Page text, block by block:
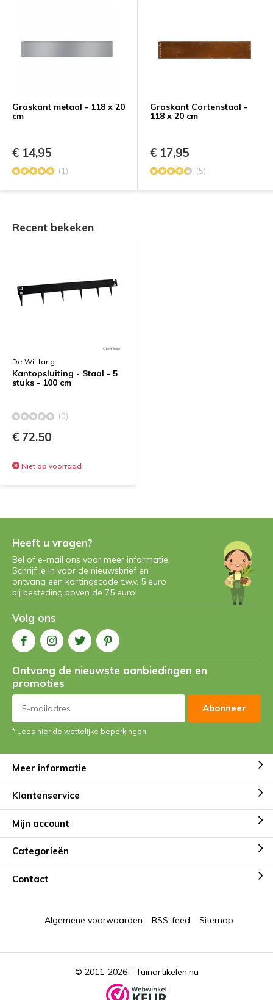
Graskant metaal - 118 x 20
cm
€ 14,95
(1)
Graskant Cortenstaal -
118 x 20 cm
€ 17,95
(5)
Recent bekeken
De Wiltfang
Kantopsluiting - Staal - 5
stuks - 100 cm
(0)
€ 72,50
Niet op voorraad
Heeft u vragen?
Bel of e-mail ons voor meer informatie.
Schrijf je in voor de nieuwsbrief en
ontvang een kortingscode t.w.v. 5 euro
bij besteding boven de 75 euro!
Volg ons
Ontvang de nieuwste aanbiedingen en
promoties
Abonneer
* Lees hier de wettelijke beperkingen
Meer informatie
Klantenservice
Mijn account
Categorieën
Contact
© 2011-2026 - Tuinartikelen.nu
Algemene voorwaarden RSS-feed Sitemap